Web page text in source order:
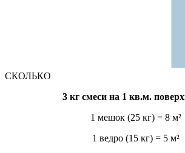
СКОЛЬКО
3 кг смеси на 1 кв.м.
1 мешок (25 кг) = 8 м²
1 ведро (15 кг) = 5 м²